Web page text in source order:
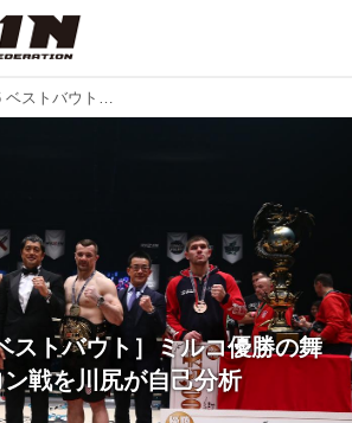
［RIZIN 2016 ベストバウト］ミルコ優勝の舞台裏、川尻クロン戦を川尻が自己分析
ストバウト］ミルコ優勝の舞
戦を川尻が自己分析